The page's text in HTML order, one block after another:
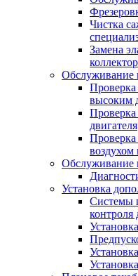
Чистка
Замена
Обслуживание
высоким
Проверка
двигателя
воздухом
Обслуживание
Установка
Системы
контроля